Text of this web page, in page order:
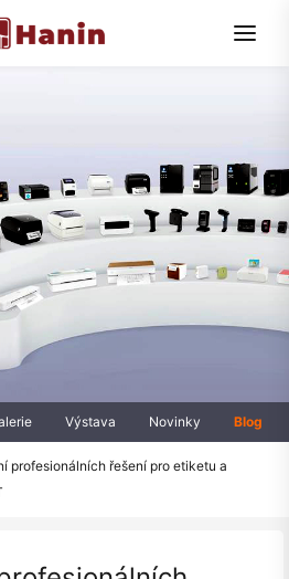
Výstava Novinky Blog
profesionálních řešení pro etiketu a